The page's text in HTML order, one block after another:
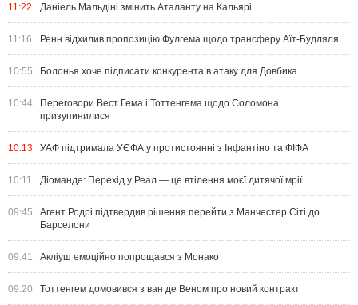
11:22 Даніель Мальдіні змінить Аталанту на Кальярі
11:16 Ренн відхилив пропозицію Фулгема щодо трансферу Аїт-Будляля
10:55 Болонья хоче підписати конкурента в атаку для Довбика
10:44
Переговори Вест Гема і Тоттенгема щодо Соломона
призупинилися
10:13 УАФ підтримала УЄФА у протистоянні з Інфантіно та ФІФА
10:11 Діоманде: Перехід у Реал — це втілення моєї дитячої мрії
09:45
Агент Родрі підтвердив рішення перейти з Манчестер Сіті до
Барселони
09:41 Акліуш емоційно попрощався з Монако
09:20 Тоттенгем домовився з ван де Веном про новий контракт